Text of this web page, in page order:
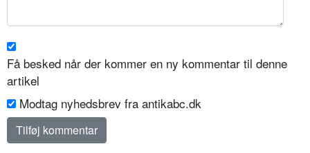
Få besked når der kommer en ny kommentar til denne
artikel
Modtag nyhedsbrev fra antikabc.dk